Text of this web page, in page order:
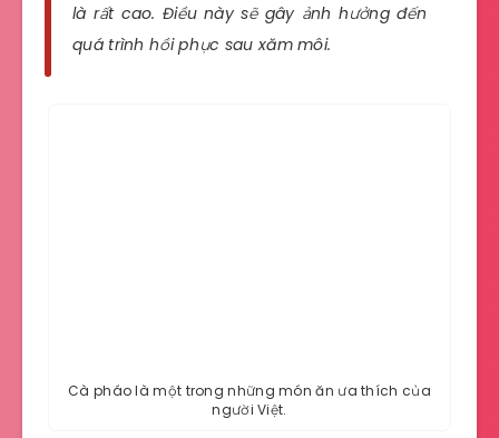
là rất cao. Điều này sẽ gây ảnh hưởng đến
quá trình hồi phục sau xăm môi.
Cà pháo là một trong những món ăn ưa thích của
người Việt.